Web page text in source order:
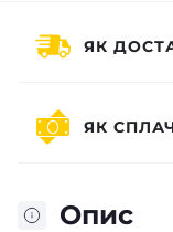
Опис
ЯК
ЯК